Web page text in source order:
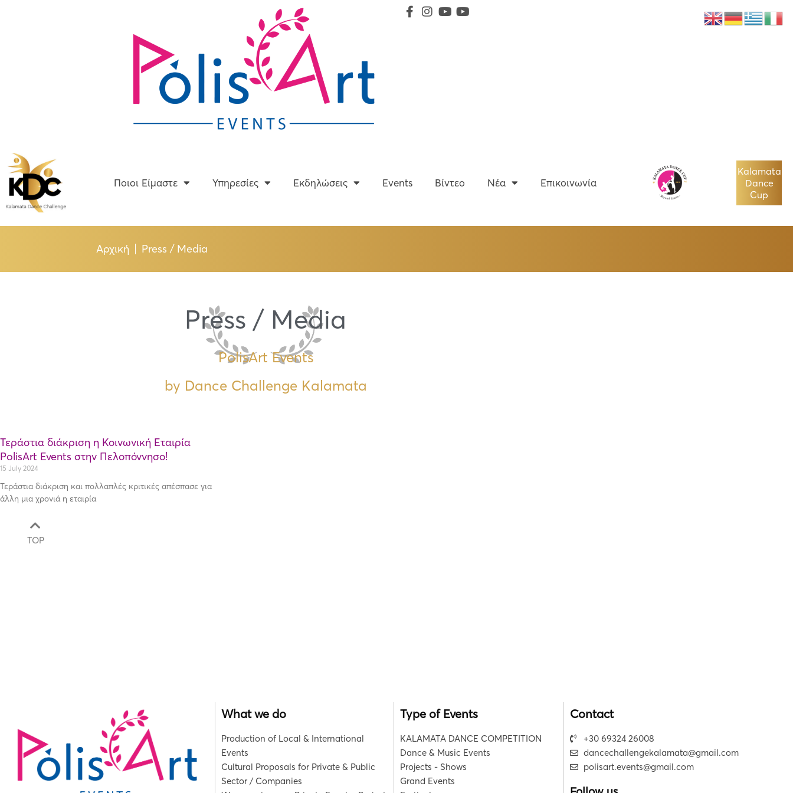
Ποιοι Είμαστε Υπηρεσίες Εκδηλώσεις Events Βίντεο Νέα Επικοινωνία
Kalamata
Dance
Cup
Αρχική Press / Media
Press / Media
PolisArt Events
by Dance Challenge Kalamata
Τεράστια διάκριση η Κοινωνική Εταιρία
PolisArt Events στην Πελοπόννησο!
15 July 2024
Τεράστια διάκριση και πολλαπλές κριτικές απέσπασε για
άλλη μια χρονιά η εταιρία
TOP
What we do
Production of Local & International
Events
Cultural Proposals for Private & Public
Sector / Companies
Type of Events
KALAMATA DANCE COMPETITION
Dance & Music Events
Projects - Shows
Grand Events
Contact
+30 69324 26008
dancechallengekalamata@gmail.com
polisart.events@gmail.com